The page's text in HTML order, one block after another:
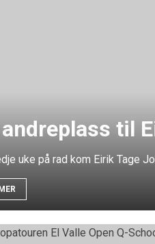
til
uke på rad kom Eirik Tage